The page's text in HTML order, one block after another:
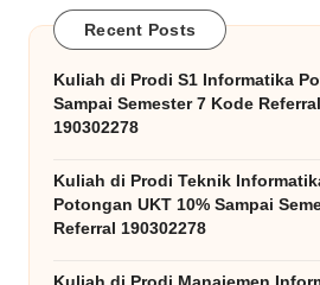
Recent Posts
Kuliah di Prodi S1 Informatika
Sampai Semester 7 Kode
190302278
Kuliah di Prodi Teknik
Potongan UKT 10% Sampai
Referral 190302278